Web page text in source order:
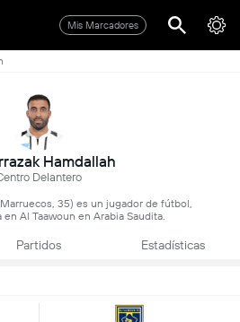
Mis Marcadores
Hamdallah
Delantero
35) es un jugador de fútbol,
Al Taawoun en Arabia Saudita.
Partidos Estadísticas